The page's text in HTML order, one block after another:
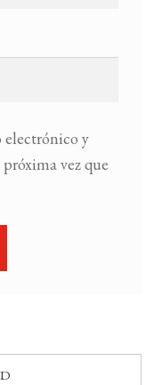
electrónico y
vez que